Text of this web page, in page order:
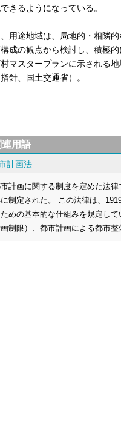
きるようになっている。
用途地域は、局地的・相隣
成の観点から検討し、積極
マスタープランに示される
針、国土交通省）。
連用語
計画法
計画に関する制度を定めた法
制定された。 この法律は、
めの基本的な仕組みを規定し
制限）、都市計画による都市